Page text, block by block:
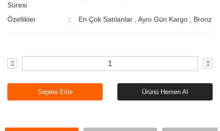
Süresi
Özellikler En Çok Satılanlar ,Aynı Gün Kargo Bronz
Sepete Ekle Ürünü Hemen Al